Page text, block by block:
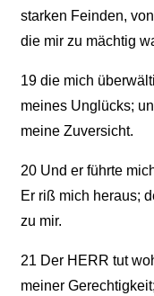
starken Feinden,
die mir zu mächtig
19die mich
meines Unglücks;
meine Zuversicht.
20Und er führte
Er riß mich heraus;
zu mir.
21 Der HERR tut
meiner